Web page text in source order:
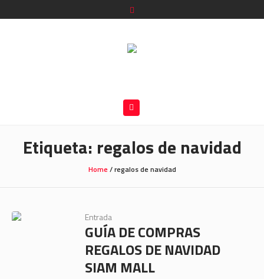
Etiqueta: regalos de navidad
Home/regalos de navidad
Entrada
GUÍA DE COMPRAS
REGALOS DE NAVIDAD
SIAM MALL